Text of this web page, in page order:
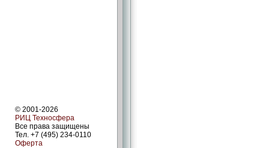
© 2001-2026
РИЦ Техносфера
Все права защищены
Тел. +7 (495) 234-0110
Оферта